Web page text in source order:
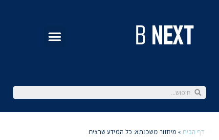
דף הבית » מיחזור משכנתא: כל המידע שרצית